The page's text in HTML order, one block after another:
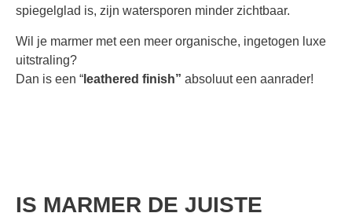
spiegelglad is, zijn watersporen minder zichtbaar.
Wil je marmer met een meer organische, ingetogen luxe
uitstraling?
Dan is een “ leathered finish” absoluut een aanrader!
IS MARMER DE JUISTE